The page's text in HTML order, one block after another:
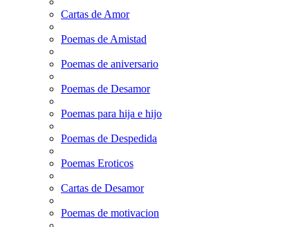
Cartas de Amor
Poemas de Amistad
Poemas de aniversario
Poemas de Desamor
Poemas para hija e hijo
Poemas de Despedida
Poemas Eroticos
Cartas de Desamor
Poemas de motivacion